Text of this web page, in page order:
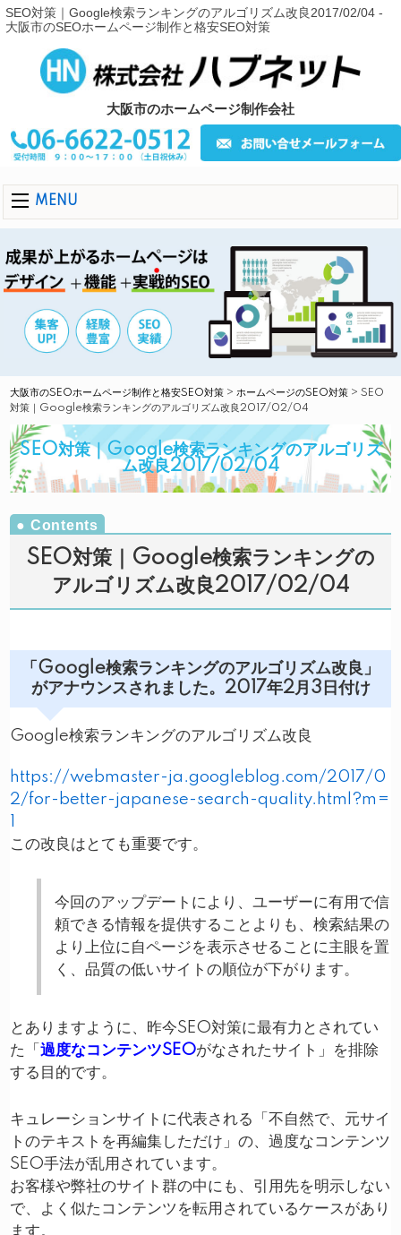
SEO対策｜Google検索ランキングのアルゴリズム改良2017/02/04 -
大阪市のSEOホームページ制作と格安SEO対策
大阪市のホームページ制作会社
MENU
大阪市のSEOホームページ制作と格安SEO対策 >ホームページのSEO対策 >SEO
対策｜Google検索ランキングのアルゴリズム改良2017/02/04
SEO対策｜Google検索ランキングのアルゴリズ
ム改良2017/02/04
SEO対策｜Google検索ランキングの
アルゴリズム改良2017/02/04
「Google検索ランキングのアルゴリズム改良」
がアナウンスされました。2017年2月3日付け
Google検索ランキングのアルゴリズム改良
https://webmaster-ja.googleblog.com/2017/0
2/for-better-japanese-search-quality.html?m=
この改良はとても重要です。
今回のアップデートにより、ユーザーに有用で信
頼できる情報を提供することよりも、検索結果の
より上位に自ページを表示させることに主眼を置
く、品質の低いサイトの順位が下がります。
とありますように、昨今SEO対策に最有力とされてい
た「過度なコンテンツSEOがなされたサイト」を排除
する目的です。
キュレーションサイトに代表される「不自然で、元サイ
トのテキストを再編集しただけ」の、過度なコンテンツ
SEO手法が乱用されています。
お客様や弊社のサイト群の中にも、引用先を明示しない
で、よく似たコンテンツを転用されているケースがあり
ます。